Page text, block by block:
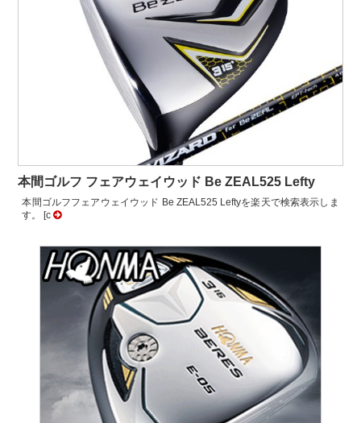
本間ゴルフ フェアウェイウッド Be ZEAL525 Lefty
本間ゴルフフェアウェイウッド Be ZEAL525 Leftyを楽天で検索表示しま
す。 [c